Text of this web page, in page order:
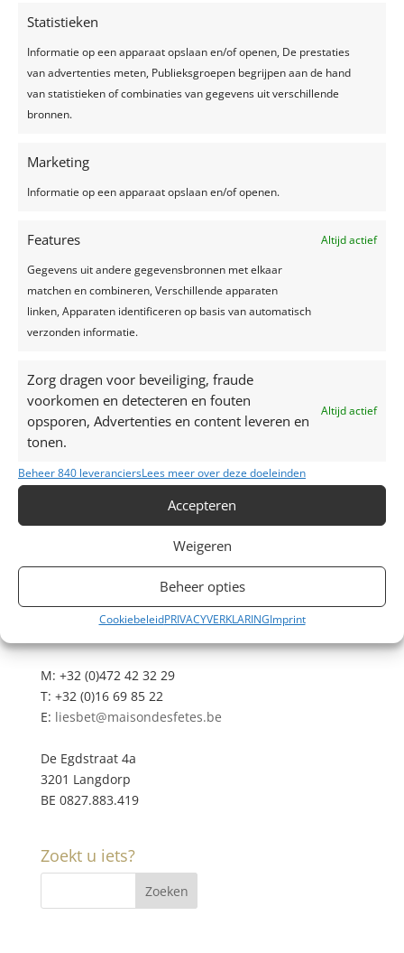
Statistieken
Informatie op een apparaat opslaan en/of openen, De prestaties
van advertenties meten, Publieksgroepen begrijpen aan de hand
van statistieken of combinaties van gegevens uit verschillende
bronnen.
Marketing
Informatie op een apparaat opslaan en/of openen.
Features
Altijd actief
Gegevens uit andere gegevensbronnen met elkaar
matchen en combineren, Verschillende apparaten
linken, Apparaten identificeren op basis van automatisch
verzonden informatie.
Zorg dragen voor beveiliging, fraude
voorkomen en detecteren en fouten
opsporen, Advertenties en content leveren en
tonen.
Altijd actief
Beheer 840 leveranciersLees meer over deze doeleinden
Accepteren
Weigeren
Beheer opties
CookiebeleidPRIVACYVERKLARINGImprint
[nggallery id=52]
Recente berichten
Een feest plannen, wat geef je uit?
Zelfgemaakte limonade, hét recept voor een
Top 7 trends voor huwelijken in 2024-2025
Zo creëer je het perfecte sprookjesfeest!
M: +32 (0)472 42 32 29
T: +32 (0)16 69 85 22
E: liesbet@maisondesfetes.be
De Egdstraat 4a
3201 Langdorp
BE 0827.883.419
Zoekt u iets?